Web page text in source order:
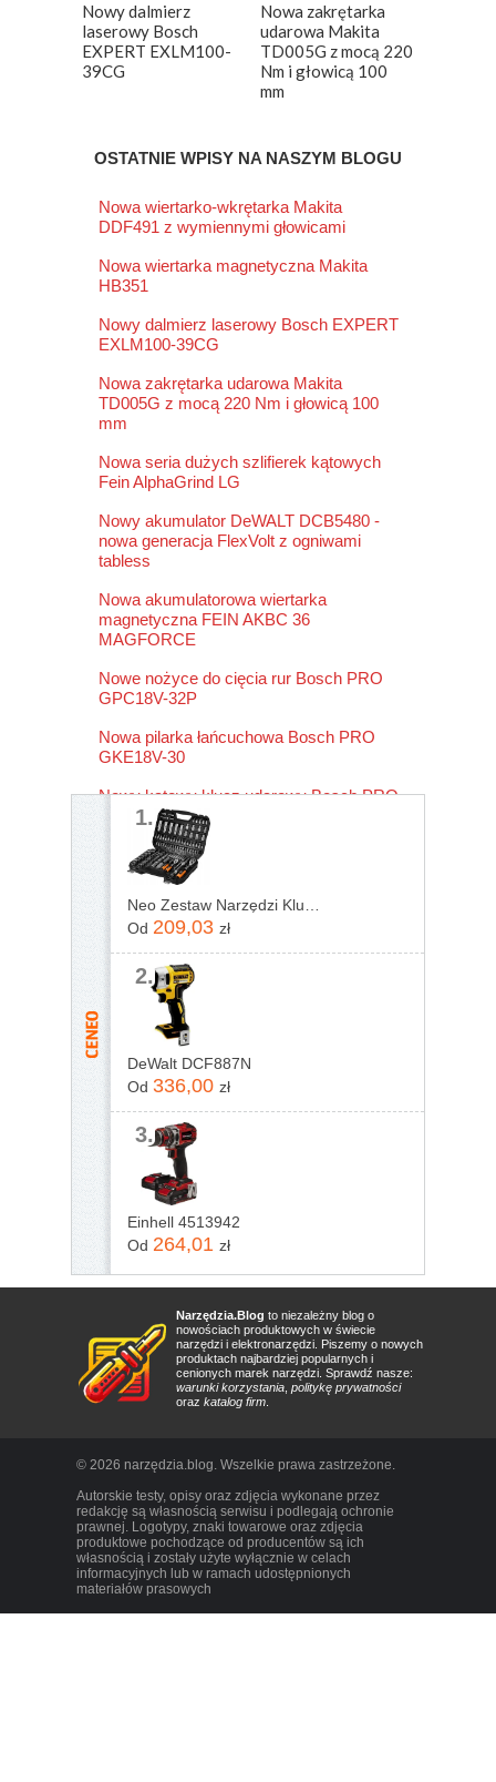
Nowy dalmierz
laserowy Bosch
EXPERT EXLM100-
39CG
Nowa zakrętarka
udarowa Makita
TD005G z mocą 220
Nm i głowicą 100
mm
1.
Od 209,03 zł
2.
DeWalt DCF887N
Od 336,00 zł
3.
Einhell 4513942
Od 264,01 zł
OSTATNIE WPISY NA NASZYM BLOGU
Nowa wiertarko-wkrętarka Makita
DDF491 z wymiennymi głowicami
Nowa wiertarka magnetyczna Makita
HB351
Nowy dalmierz laserowy Bosch EXPERT
EXLM100-39CG
Nowa zakrętarka udarowa Makita
TD005G z mocą 220 Nm i głowicą 100
mm
Nowa seria dużych szlifierek kątowych
Fein AlphaGrind LG
Nowy akumulator DeWALT DCB5480 -
nowa generacja FlexVolt z ogniwami
tabless
Nowa akumulatorowa wiertarka
magnetyczna FEIN AKBC 36
MAGFORCE
Nowe nożyce do cięcia rur Bosch PRO
GPC18V-32P
Nowa pilarka łańcuchowa Bosch PRO
GKE18V-30
Nowy kątowy klucz udarowy Bosch PRO
GRS18V-330
Narzędzia.Blog to niezależny blog o
nowościach produktowych w świecie
narzędzi i elektronarzędzi. Piszemy o nowych
produktach najbardziej popularnych i
cenionych marek narzędzi. Sprawdź nasze:
warunki korzystania politykę prywatności
oraz katalog firm
© 2026 narzędzia.blog. Wszelkie prawa zastrzeżone.
Autorskie testy, opisy oraz zdjęcia wykonane przez
redakcję są własnością serwisu i podlegają ochronie
prawnej. Logotypy, znaki towarowe oraz zdjęcia
produktowe pochodzące od producentów są ich
własnością i zostały użyte wyłącznie w celach
informacyjnych lub w ramach udostępnionych
materiałów prasowych